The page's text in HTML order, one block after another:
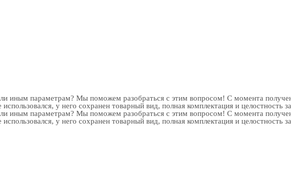
иным параметрам? Мы поможем разобраться с этим вопросом! С момента
у него сохранен товарный вид, полная комплектация и целостность
иным параметрам? Мы поможем разобраться с этим вопросом! С момента
у него сохранен товарный вид, полная комплектация и целостность